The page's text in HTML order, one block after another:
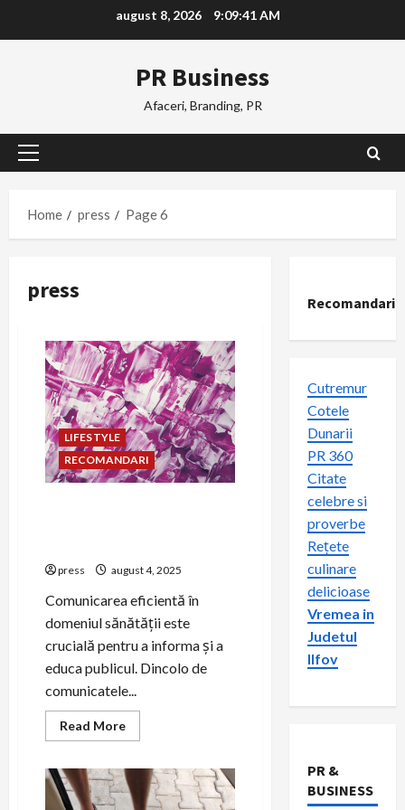
august 8, 2026 9:09:41 AM
PR Business
Afaceri, Branding, PR
Primary
Home
press Page 6
press
LIFESTYLE
RECOMANDARI
press august 4, 2025
Comunicarea eficientă în
domeniul sănătății este
crucială pentru a informa și a
educa publicul. Dincolo de
comunicatele...
Read MoreRead
more
să
folosești
storytelling-
Recomandari
Cutremur
Cotele
Dunarii
PR 360
Citate
celebre si
proverbe
Rețete
culinare
delicioase
Vremea in
Judetul
Ilfov
PR &
BUSINESS